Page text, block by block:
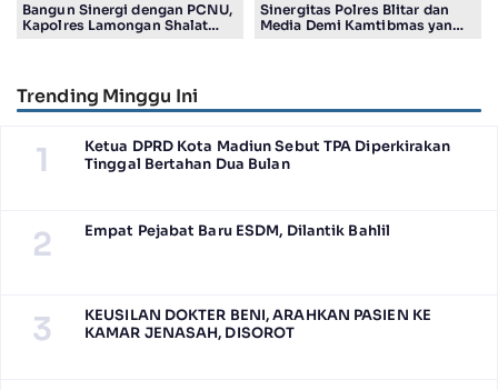
Bangun Sinergi dengan PCNU,
Kapolres Lamongan Shalat
Sinergitas Polres Blitar dan
Media Demi Kamtibmas yang
Trending Minggu Ini
1
Ketua DPRD Kota Madiun Sebut TPA Diperkirakan
Tinggal Bertahan Dua Bulan
2 Empat Pejabat Baru ESDM, Dilantik Bahlil
3
KEUSILAN DOKTER BENI, ARAHKAN PASIEN KE
KAMAR JENASAH, DISOROT